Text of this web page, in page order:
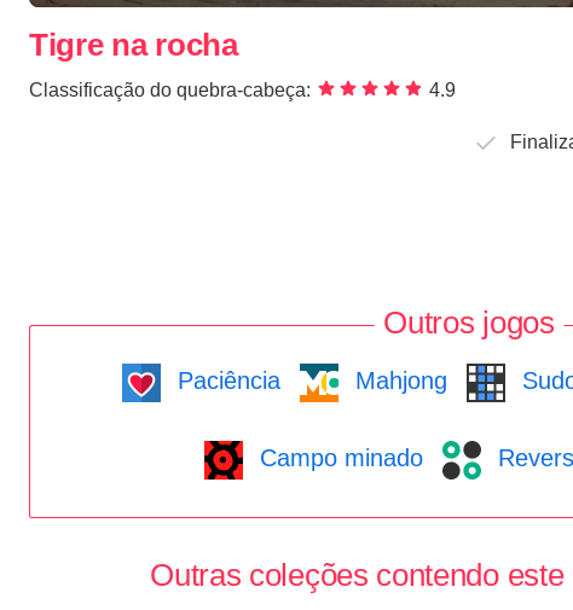
Tigre na rocha
Classificação do quebra-cabeça: 4.9
Outros jogos
Paciência Mahjong
Campo minado
Outras coleções contendo